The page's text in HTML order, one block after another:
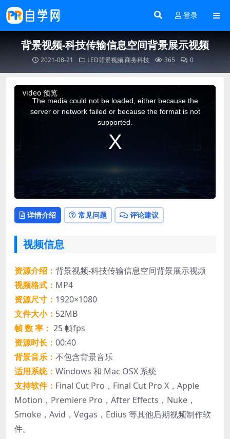
登录
背景视频-科技传输信息空间背景展示视频
2021-08-21 LED背景视频商务科技 365 0
video 预览
This
The media could not be loaded, either because the
server or network failed or because the format is not
supported.
详情介绍 常见问题 评论建议
视频信息
资源介绍： 背景视频-科技传输信息空间背景展示视频
视频格式： MP4
资源尺寸： 1920×1080
文件大小： 52MB
帧 数 率： 25 帧fps
资源时长： 00:40
背景音乐： 不包含背景音乐
适用系统： Windows 和 Mac OSX 系统
支持软件： Final Cut Pro，Final Cut Pro X，Apple
Motion，Premiere Pro，After Effects，Nuke，
Smoke，Avid，Vegas，Edius 等其他后期视频制作软
件。